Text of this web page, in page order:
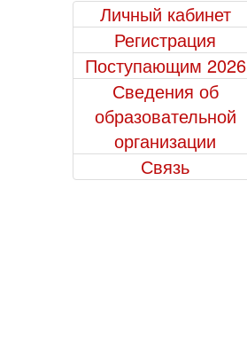
Личный кабинет
Регистрация
Поступающим 2026
Сведения об
образовательной
организации
Связь